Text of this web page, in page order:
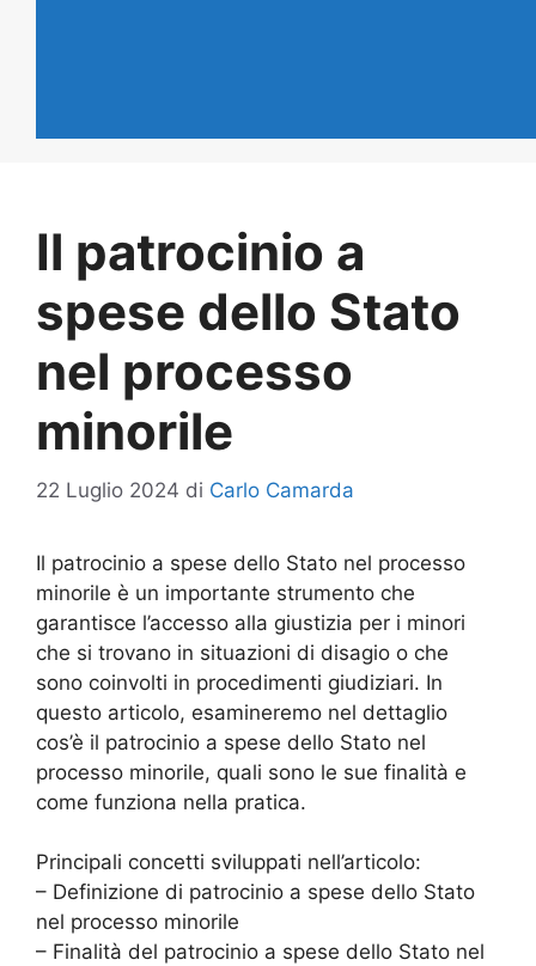
Il patrocinio a
spese dello Stato
nel processo
minorile
22 Luglio 2024 di Carlo Camarda
Il patrocinio a spese dello Stato nel processo
minorile è un importante strumento che
garantisce l’accesso alla giustizia per i minori
che si trovano in situazioni di disagio o che
sono coinvolti in procedimenti giudiziari. In
questo articolo, esamineremo nel dettaglio
cos’è il patrocinio a spese dello Stato nel
processo minorile, quali sono le sue finalità e
come funziona nella pratica.
Principali concetti sviluppati nell’articolo:
– Definizione di patrocinio a spese dello Stato
nel processo minorile
– Finalità del patrocinio a spese dello Stato nel